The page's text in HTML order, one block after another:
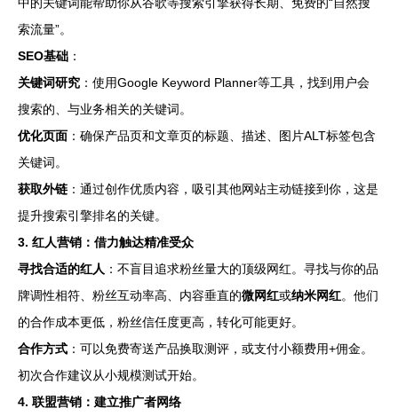
索流量”。
SEO基础 ：
关键词研究 ：使用Google Keyword Planner等工具，找到用户会
搜索的、与业务相关的关键词。
优化页面 ：确保产品页和文章页的标题、描述、图片ALT标签包含
关键词。
获取外链 ：通过创作优质内容，吸引其他网站主动链接到你，这是
提升搜索引擎排名的关键。
3. 红人营销：借力触达精准受众
寻找合适的红人 ：不盲目追求粉丝量大的顶级网红。寻找与你的品
牌调性相符、粉丝互动率高、内容垂直的微网红或纳米网红。他们
的合作成本更低，粉丝信任度更高，转化可能更好。
合作方式 ：可以免费寄送产品换取测评，或支付小额费用+佣金。
初次合作建议从小规模测试开始。
4. 联盟营销：建立推广者网络